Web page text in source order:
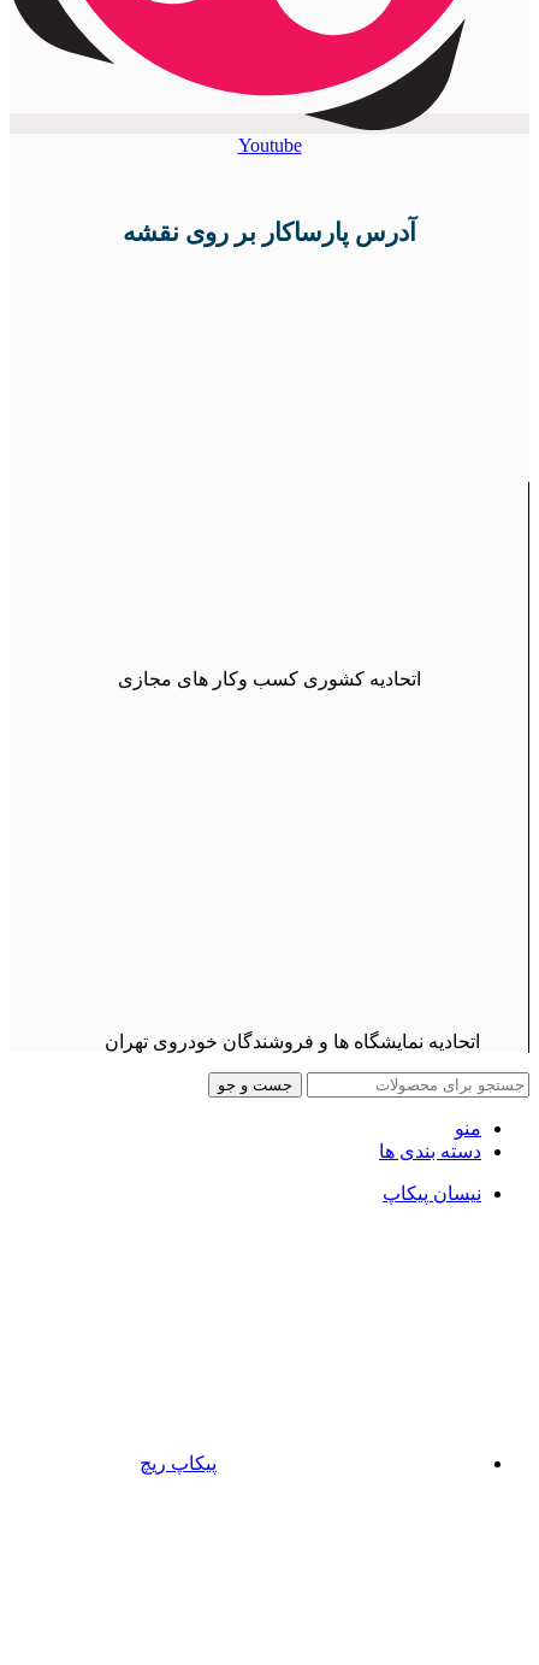
Youtube
آدرس پارساکار بر روی نقشه
اتحادیه کشوری کسب وکار های مجازی
اتحادیه نمایشگاه ها و فروشندگان خودروی تهران
جست و جو
منو
دسته بندی ها
نیسان پیکاپ
پیکاپ ریچ